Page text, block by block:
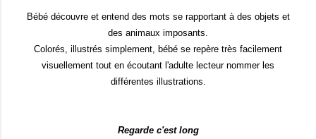
Bébé découvre et entend des mots se rapportant à des objets et
des animaux imposants.
Colorés, illustrés simplement, bébé se repère très facilement
visuellement tout en écoutant l'adulte lecteur nommer les
différentes illustrations.
Regarde c'est long